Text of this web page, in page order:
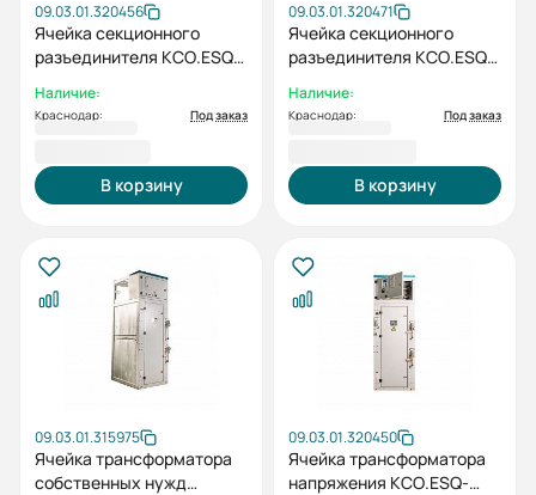
09.03.01.320456
Ячейка секционного
разъединителя КСО.ESQ-
Наличие:
Краснодар: Под заказ
В корзину
09.03.01.320471
Ячейка секционного
разъединителя КСО.ESQ-
Наличие:
Краснодар: Под заказ
В корзину
09.03.01.315975
Ячейка трансформатора
собственных нужд
09.03.01.320450
Ячейка трансформатора
напряжения КСО.ESQ-